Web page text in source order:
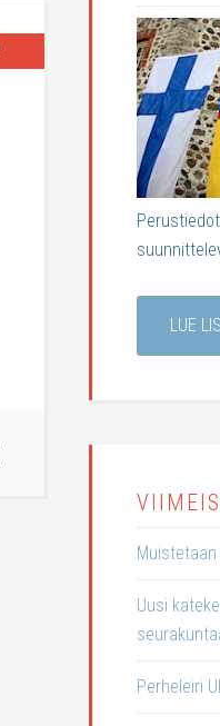
LUE
Uusi
Perheleiri